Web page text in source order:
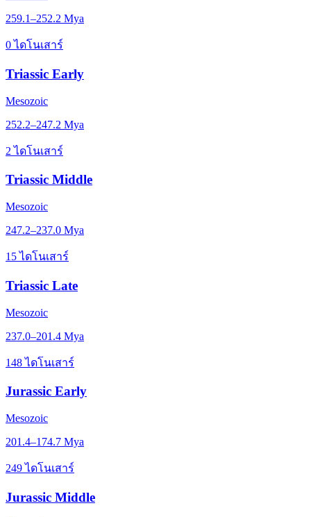
259.1–252.2 Mya
0 ไดโนเสาร์
Triassic Early
Mesozoic
252.2–247.2 Mya
2 ไดโนเสาร์
Triassic Middle
Mesozoic
247.2–237.0 Mya
15 ไดโนเสาร์
Triassic Late
Mesozoic
237.0–201.4 Mya
148 ไดโนเสาร์
Jurassic Early
Mesozoic
201.4–174.7 Mya
249 ไดโนเสาร์
Jurassic Middle